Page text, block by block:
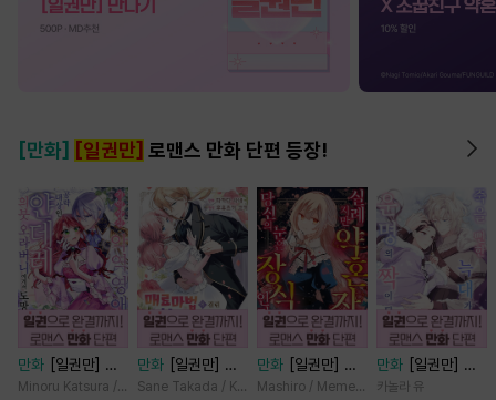
[만화] [일권만] 로맨스 만화 단편 등장!
만화
[일권만] 기
억상실 악역 영애
Minoru Katsura / Mizune
만화
[일권만] 매
료 마법에 걸린 척
Sane Takada / Koki Fuyutsuki
만화
[일권만] 실
례지만 약혼자님,
Mashiro / Memeko
만화
[일권만] 죽
을 뻔한 늑대가 운
카놀라 유